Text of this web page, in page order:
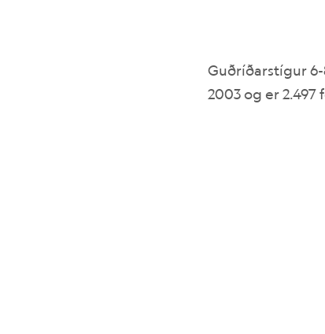
Guðríðarstígur
2003 og er